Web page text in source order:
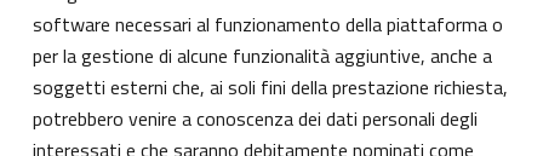
software necessari al funzionamento della piattaforma o
per la gestione di alcune funzionalità aggiuntive, anche a
soggetti esterni che, ai soli fini della prestazione richiesta,
potrebbero venire a conoscenza dei dati personali degli
interessati e che saranno debitamente nominati come